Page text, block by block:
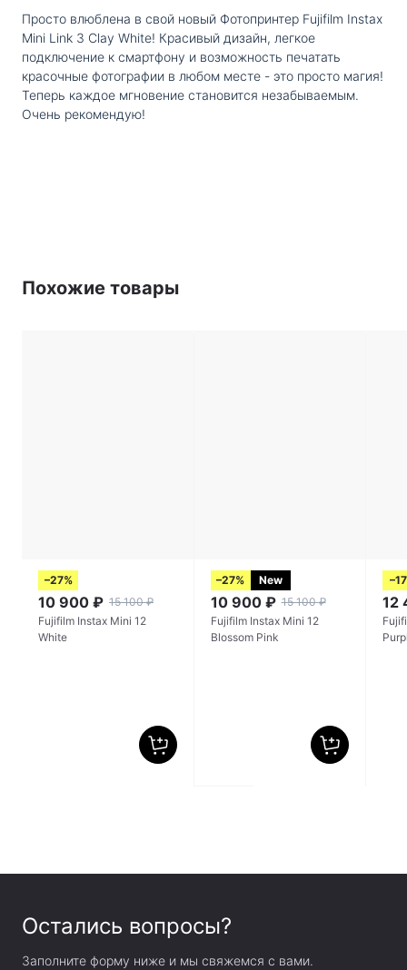
Просто влюблена в свой новый Фотопринтер Fujifilm Instax
Mini Link 3 Clay White! Красивый дизайн, легкое
подключение к смартфону и возможность печатать
красочные фотографии в любом месте - это просто магия!
Теперь каждое мгновение становится незабываемым.
Очень рекомендую!
Похожие товары
–27%
10 900 ₽ 15 100 ₽
Fujifilm Instax Mini 12
White
–27% New
10 900 ₽ 15 100 ₽
Fujifilm Instax Mini 12
Blossom Pink
12
Остались вопросы?
Заполните форму ниже и мы свяжемся с вами.